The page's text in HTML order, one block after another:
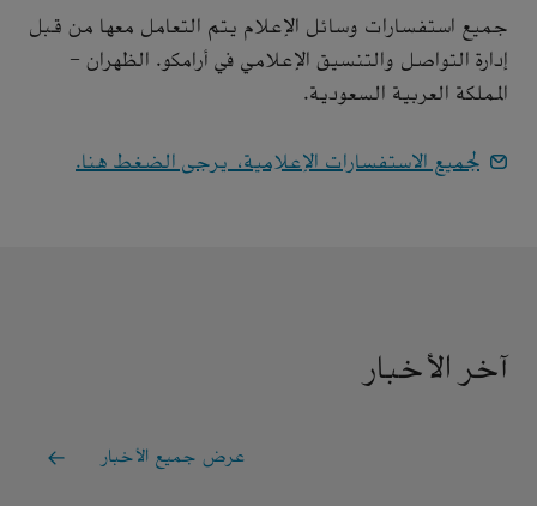
جميع استفسارات وسائل الإعلام يتم التعامل معها من قبل
إدارة التواصل والتنسيق الإعلامي في أرامكو. الظهران -
المملكة العربية السعودية.
لجميع الاستفسارات الإعلامية، يرجى الضغط هنا.
آخر الأخبار
عرض جميع الأخبار